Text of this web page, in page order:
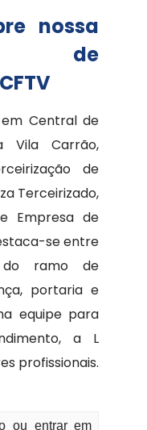
nossa
de
Central de
Vila Carrão,
de
Terceirizado,
Empresa de
se entre
do ramo de
portaria e
equipe para
a L
profissionais.
ou entrar em